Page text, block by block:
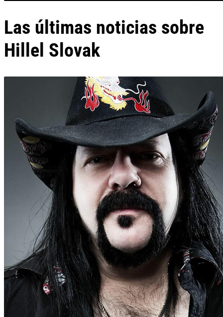
Las últimas noticias sobre
Hillel Slovak